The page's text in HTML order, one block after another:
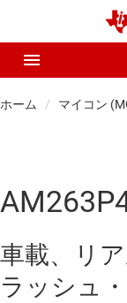
ホーム マイコン
車載、リ
ラッシュ